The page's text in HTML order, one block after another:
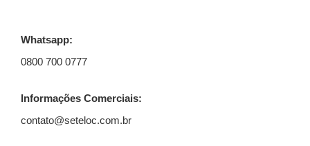
Whatsapp:
0800 700 0777
Informações Comerciais:
contato@seteloc.com.br